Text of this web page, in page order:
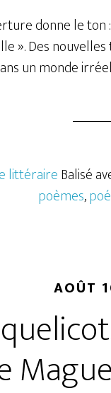
donne le
». Des
un monde
littéraireBalisé
poèmes,
AOÛT